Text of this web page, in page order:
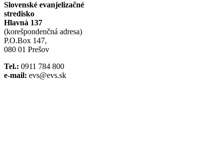
Slovenské evanjelizačné
stredisko
Hlavná 137
(korešpondenčná adresa)
P.O.Box 147,
080 01 Prešov
Tel.: 0911 784 800
e-mail: evs@evs.sk